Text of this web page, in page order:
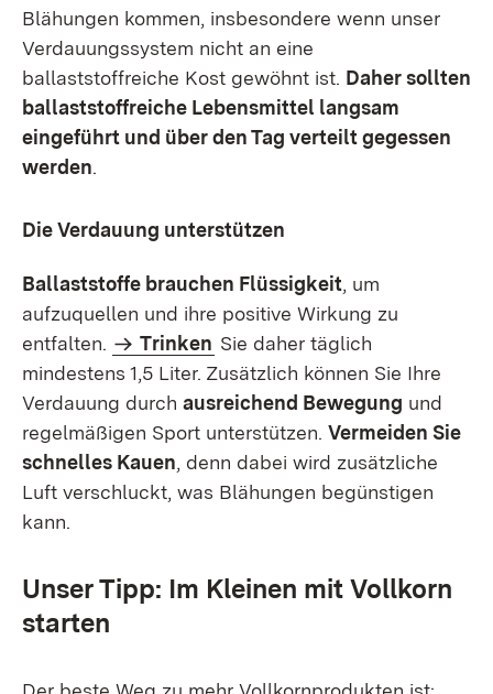
Blähungen kommen, insbesondere wenn unser
Verdauungssystem nicht an eine
ballaststoffreiche Kost gewöhnt ist. Daher sollten
ballaststoffreiche Lebensmittel langsam
eingeführt und über den Tag verteilt gegessen
werden.
Die Verdauung unterstützen
Ballaststoffe brauchen Flüssigkeit, um
aufzuquellen und ihre positive Wirkung zu
entfalten.
Trinken Sie daher täglich
mindestens 1,5 Liter. Zusätzlich können Sie Ihre
Verdauung durch ausreichend Bewegung und
regelmäßigen Sport unterstützen. Vermeiden Sie
schnelles Kauen, denn dabei wird zusätzliche
Luft verschluckt, was Blähungen begünstigen
kann.
Unser Tipp: Im Kleinen mit Vollkorn
starten